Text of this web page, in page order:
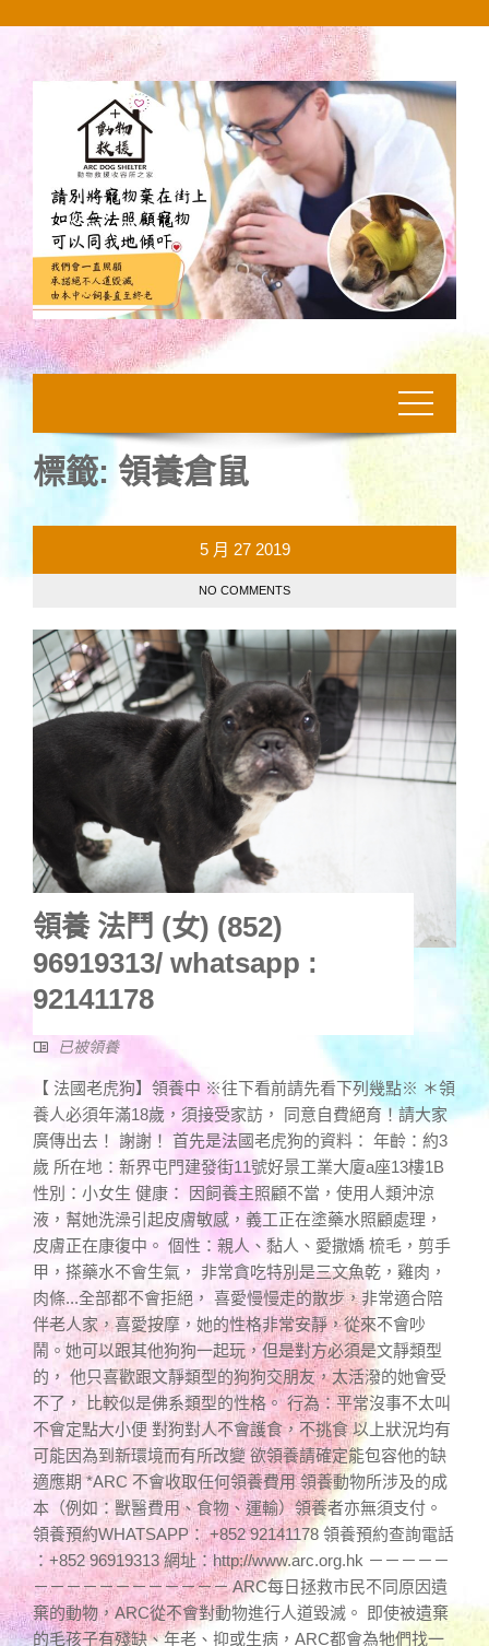
標籤: 領養倉鼠
5 月 27 2019
NO COMMENTS
領養 法鬥 (女) (852)
96919313/ whatsapp :
92141178
已被領養
【 法國老虎狗】領養中 ※往下看前請先看下列幾點※ ＊領
養人必須年滿18歲，須接受家訪， 同意自費絕育！請大家
廣傳出去！ 謝謝！ 首先是法國老虎狗的資料： 年齡：約3
歲 所在地：新界屯門建發街11號好景工業大廈a座13樓1B
性別：小女生 健康： 因飼養主照顧不當，使用人類沖涼
液，幫她洗澡引起皮膚敏感，義工正在塗藥水照顧處理，
皮膚正在康復中。 個性：親人、黏人、愛撒嬌 梳毛，剪手
甲，搽藥水不會生氣， 非常貪吃特別是三文魚乾，雞肉，
肉條...全部都不會拒絕， 喜愛慢慢走的散步，非常適合陪
伴老人家，喜愛按摩，她的性格非常安靜，從來不會吵
鬧。她可以跟其他狗狗一起玩，但是對方必須是文靜類型
的， 他只喜歡跟文靜類型的狗狗交朋友，太活潑的她會受
不了， 比較似是佛系類型的性格。 行為：平常沒事不太叫
不會定點大小便 對狗對人不會護食，不挑食 以上狀況均有
可能因為到新環境而有所改變 欲領養請確定能包容他的缺
適應期 *ARC 不會收取任何領養費用 領養動物所涉及的成
本（例如：獸醫費用、食物、運輸）領養者亦無須支付。
領養預約WHATSAPP： +852 92141178 領養預約查詢電話
：+852 96919313 網址：http://www.arc.org.hk －－－－－
－－－－－－－－－－－－ ARC每日拯救市民不同原因遺
棄的動物，ARC從不會對動物進行人道毀滅。 即使被遺棄
的毛孩子有殘缺、年老、抑或生病，ARC都會為牠們找一